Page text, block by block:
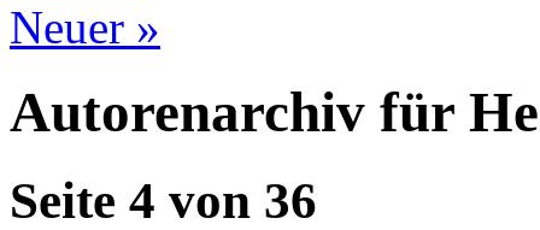
Neuer »
Autorenarchiv für
Seite 4 von 36